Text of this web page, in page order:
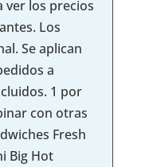
ver los precios
Los
Se aplican
a
1 por
con otras
Fresh
Big Hot